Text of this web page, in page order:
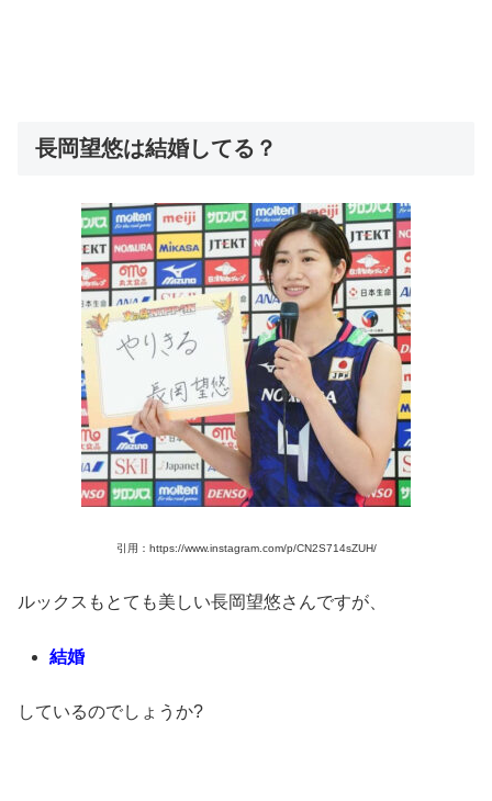
長岡望悠は結婚してる？
引用：https://www.instagram.com/p/CN2S714sZUH/
ルックスもとても美しい長岡望悠さんですが、
結婚
しているのでしょうか?